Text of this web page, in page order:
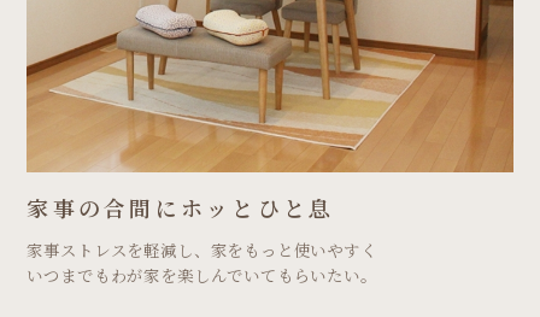
家事の合間にホッとひと息
家事ストレスを軽減し、家をもっと使いやすく
いつまでもわが家を楽しんでいてもらいたい。